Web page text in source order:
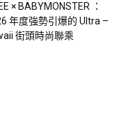
× BABYMONSTER ：
年度強勢引爆的 Ultra –
街頭時尚聯乘